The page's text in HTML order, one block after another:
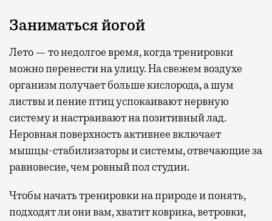
Заниматься йогой
Лето — то недолгое время, когда тренировки
можно перенести на улицу. На свежем воздухе
организм получает больше кислорода, а шум
листвы и пение птиц успокаивают нервную
систему и настраивают на позитивный лад.
Неровная поверхность активнее включает
мышцы-стабилизаторы и системы, отвечающие за
равновесие, чем ровный пол студии.
Чтобы начать тренировки на природе и понять,
подходят ли они вам, хватит коврика, ветровки,